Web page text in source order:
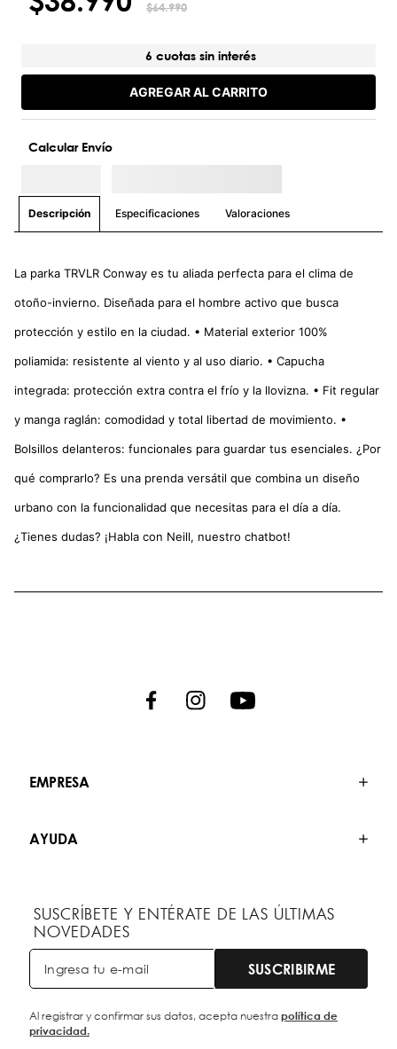
$64.990
6 cuotas sin interés
AGREGAR AL CARRITO
Calcular Envío
Descripción Especificaciones Valoraciones
La parka TRVLR Conway es tu aliada perfecta para el clima de
otoño-invierno. Diseñada para el hombre activo que busca
protección y estilo en la ciudad. • Material exterior 100%
poliamida: resistente al viento y al uso diario. • Capucha
integrada: protección extra contra el frío y la llovizna. • Fit regular
y manga raglán: comodidad y total libertad de movimiento. •
Bolsillos delanteros: funcionales para guardar tus esenciales. ¿Por
qué comprarlo? Es una prenda versátil que combina un diseño
urbano con la funcionalidad que necesitas para el día a día.
¿Tienes dudas? ¡Habla con Neill, nuestro chatbot!
EMPRESA
AYUDA
SUSCRÍBETE Y ENTÉRATE DE LAS ÚLTIMAS
NOVEDADES
SUSCRIBIRME
Al registrar y confirmar sus datos, acepta nuestrapolítica de
privacidad.